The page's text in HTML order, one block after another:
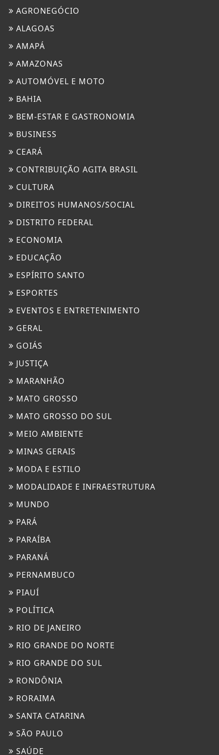
AGRONEGÓCIO
ALAGOAS
AMAPÁ
AMAZONAS
AUTOMÓVEL E MOTO
BAHIA
BEM-ESTAR E GASTRONOMIA
BUSINESS
CEARÁ
CONTRIBUIÇÃO AGITA BRASIL
CULTURA
DIREITOS HUMANOS/SOCIAL
DISTRITO FEDERAL
ECONOMIA
EDUCAÇÃO
ESPÍRITO SANTO
ESPORTES
EVENTOS E ENTRETENIMENTO
GERAL
GOIÁS
JUSTIÇA
MARANHÃO
MATO GROSSO
MATO GROSSO DO SUL
MEIO AMBIENTE
MINAS GERAIS
MODA E ESTILO
MODALIDADE E INFRAESTRUTURA
MUNDO
PARÁ
PARAÍBA
PARANÁ
PERNAMBUCO
PIAUÍ
POLÍTICA
RIO DE JANEIRO
RIO GRANDE DO NORTE
RIO GRANDE DO SUL
RONDÔNIA
RORAIMA
SANTA CATARINA
SÃO PAULO
SAÚDE